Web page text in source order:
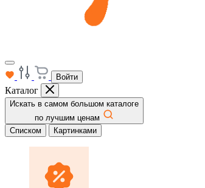
Войти
Каталог
Искать в самом большом каталоге
по лучшим ценам
Списком
Картинками